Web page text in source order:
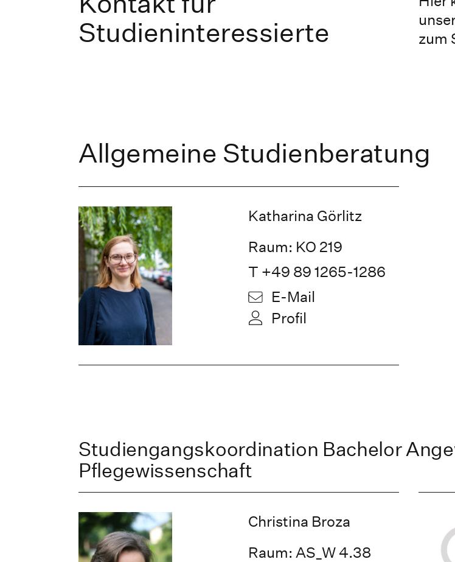
Studieninteressierte
zum
Allgemeine Studienberatung
Katharina Görlitz
Raum: KO 219
T +49 89 1265-1286
E-Mail
Profil
Studiengangskoordination Bachelor
Pflegewissenschaft
Christina Broza
Raum: AS_W 4.38